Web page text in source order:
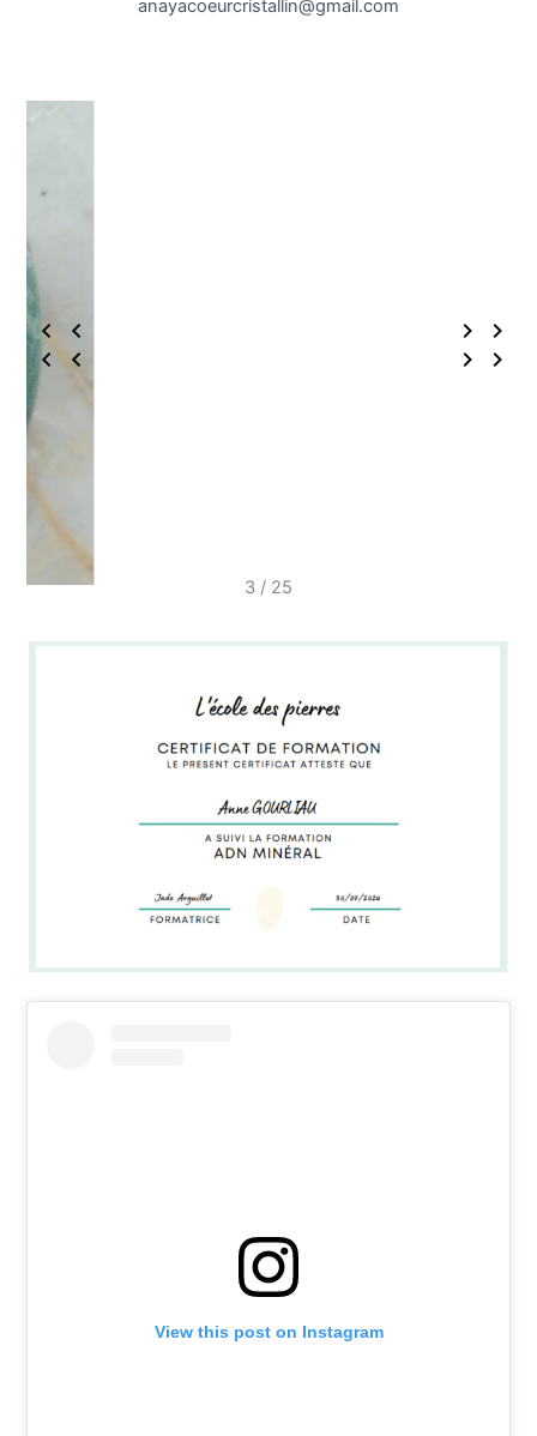
anayacoeurcristallin@gmail.com
3 / 25
View this post on Instagram